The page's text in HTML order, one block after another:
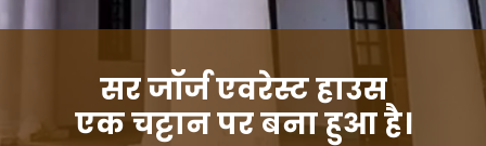
सर जॉर्ज एवरेस्ट हाउस